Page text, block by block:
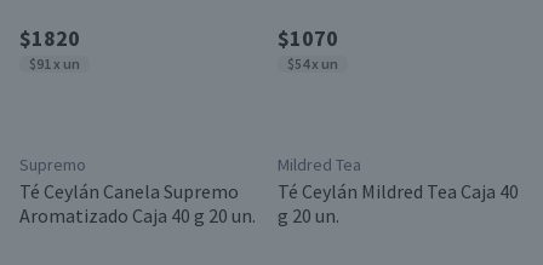
$1820
$91 x un
Supremo
Té Ceylán Canela Supremo
Aromatizado Caja 40 g 20 un.
$1070
$54 x un
Mildred Tea
Té Ceylán Mildred Tea Caja 40
g 20 un.